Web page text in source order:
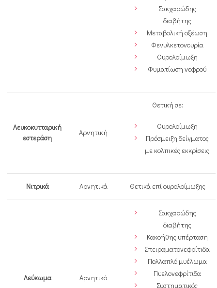
Σακχαρώδης
διαβήτης
Μεταβολική οξέωση
Φενυλκετονουρία
Ουρολοίμωξη
Φυματίωση νεφρού
Λευκοκυτταρική
εστεράση
Αρνητική
Θετική σε:
Ουρολοίμωξη
Πρόσμειξη δείγματος
με κολπικές εκκρίσεις
Νιτρικά Αρνητικά Θετικά επί ουρολοίμωξης
Λεύκωμα Αρνητικό
Σακχαρώδης
διαβήτης
Κακοήθης υπέρταση
Σπειραματονεφρίτιδα
Πολλαπλό μυέλωμα
Πυελονεφρίτιδα
Συστηματικός